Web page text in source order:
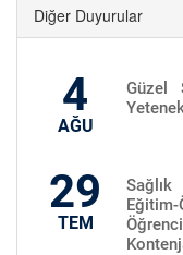
Diğer Duyurular
4
AĞU
Güzel
29
TEM